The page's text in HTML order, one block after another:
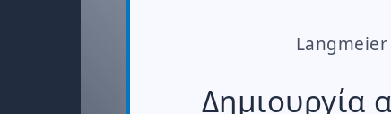
Langmeier
Δημιουργία